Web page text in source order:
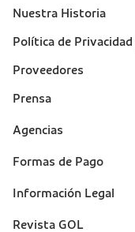
Nuestra Historia
Política de
Proveedores
Prensa
Suporte
Agencias
Formas de Pago
Información Legal
Revista GOL